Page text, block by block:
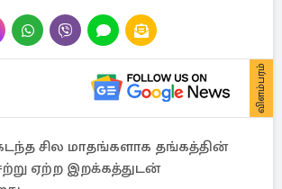
விளம்பரம்
சில மாதங்களாக தங்கத்தின்
ஏற்ற இறக்கத்துடன்